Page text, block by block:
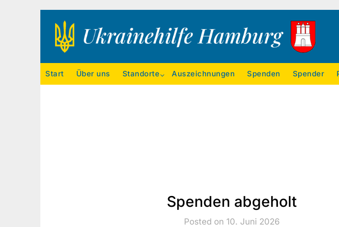
Ukrainehilfe Hamburg
Start Über uns Standorte Auszeichnungen Spenden Spender
Spenden abgeholt
Posted on 10. Juni 2026